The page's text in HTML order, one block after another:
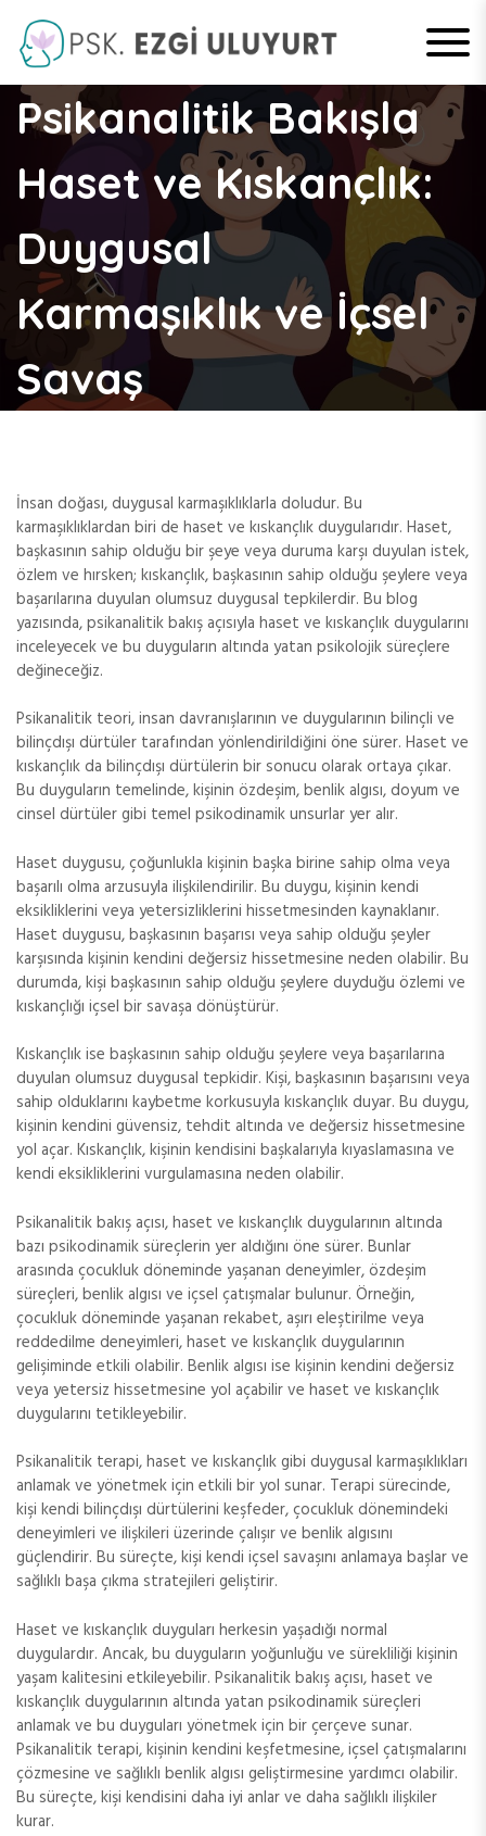
p Psikolog Ezgi
Uluyurt –
Kırıkkale
Psikolog
Psikanalitik Bakışla
Haset ve Kıskançlık:
Duygusal
Karmaşıklık ve İçsel
Savaş
İnsan doğası, duygusal karmaşıklıklarla doludur. Bu
karmaşıklıklardan biri de haset ve kıskançlık duygularıdır. Haset,
başkasının sahip olduğu bir şeye veya duruma karşı duyulan istek,
özlem ve hırsken; kıskançlık, başkasının sahip olduğu şeylere veya
başarılarına duyulan olumsuz duygusal tepkilerdir. Bu blog
yazısında, psikanalitik bakış açısıyla haset ve kıskançlık duygularını
inceleyecek ve bu duyguların altında yatan psikolojik süreçlere
değineceğiz.
Psikanalitik teori, insan davranışlarının ve duygularının bilinçli ve
bilinçdışı dürtüler tarafından yönlendirildiğini öne sürer. Haset ve
kıskançlık da bilinçdışı dürtülerin bir sonucu olarak ortaya çıkar.
Bu duyguların temelinde, kişinin özdeşim, benlik algısı, doyum ve
cinsel dürtüler gibi temel psikodinamik unsurlar yer alır.
Haset duygusu, çoğunlukla kişinin başka birine sahip olma veya
başarılı olma arzusuyla ilişkilendirilir. Bu duygu, kişinin kendi
eksikliklerini veya yetersizliklerini hissetmesinden kaynaklanır.
Haset duygusu, başkasının başarısı veya sahip olduğu şeyler
karşısında kişinin kendini değersiz hissetmesine neden olabilir. Bu
durumda, kişi başkasının sahip olduğu şeylere duyduğu özlemi ve
kıskançlığı içsel bir savaşa dönüştürür.
Kıskançlık ise başkasının sahip olduğu şeylere veya başarılarına
duyulan olumsuz duygusal tepkidir. Kişi, başkasının başarısını veya
sahip olduklarını kaybetme korkusuyla kıskançlık duyar. Bu duygu,
kişinin kendini güvensiz, tehdit altında ve değersiz hissetmesine
yol açar. Kıskançlık, kişinin kendisini başkalarıyla kıyaslamasına ve
kendi eksikliklerini vurgulamasına neden olabilir.
Psikanalitik bakış açısı, haset ve kıskançlık duygularının altında
bazı psikodinamik süreçlerin yer aldığını öne sürer. Bunlar
arasında çocukluk döneminde yaşanan deneyimler, özdeşim
süreçleri, benlik algısı ve içsel çatışmalar bulunur. Örneğin,
çocukluk döneminde yaşanan rekabet, aşırı eleştirilme veya
reddedilme deneyimleri, haset ve kıskançlık duygularının
gelişiminde etkili olabilir. Benlik algısı ise kişinin kendini değersiz
veya yetersiz hissetmesine yol açabilir ve haset ve kıskançlık
duygularını tetikleyebilir.
Psikanalitik terapi, haset ve kıskançlık gibi duygusal karmaşıklıkları
anlamak ve yönetmek için etkili bir yol sunar. Terapi sürecinde,
kişi kendi bilinçdışı dürtülerini keşfeder, çocukluk dönemindeki
deneyimleri ve ilişkileri üzerinde çalışır ve benlik algısını
güçlendirir. Bu süreçte, kişi kendi içsel savaşını anlamaya başlar ve
sağlıklı başa çıkma stratejileri geliştirir.
Haset ve kıskançlık duyguları herkesin yaşadığı normal
duygulardır. Ancak, bu duyguların yoğunluğu ve sürekliliği kişinin
yaşam kalitesini etkileyebilir. Psikanalitik bakış açısı, haset ve
kıskançlık duygularının altında yatan psikodinamik süreçleri
anlamak ve bu duyguları yönetmek için bir çerçeve sunar.
Psikanalitik terapi, kişinin kendini keşfetmesine, içsel çatışmalarını
çözmesine ve sağlıklı benlik algısı geliştirmesine yardımcı olabilir.
Bu süreçte, kişi kendisini daha iyi anlar ve daha sağlıklı ilişkiler
kurar.